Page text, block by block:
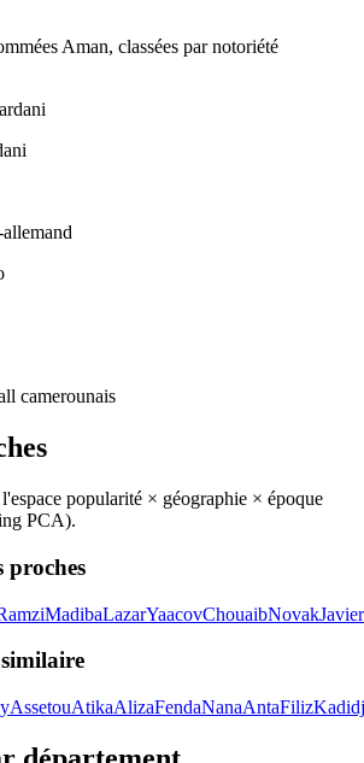
Aman, classées par notoriété
camerounais
l'espace popularité × géographie × époque
PCA).
proches
MadibaLazarYaacovChouaibNovakJavier
AssetouAtikaAlizaFendaNanaAntaFiliz